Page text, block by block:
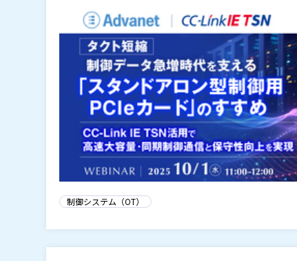
制御システム（OT）